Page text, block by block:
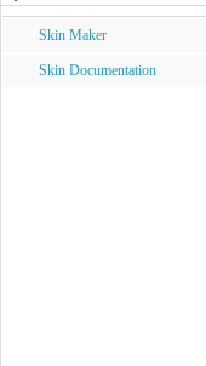
Skin Maker
Skin Documentation